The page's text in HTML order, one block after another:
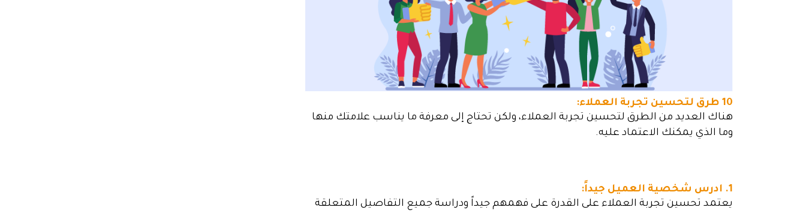
10 طرق لتحسين تجربة العملاء:
هناك العديد من الطرق لتحسين تجربة العملاء، ولكن تحتاج إلى معرفة ما يناسب علامتك منها
وما الذي يمكنك الاعتماد عليه.
1. ادرس شخصية العميل جيداً:
يعتمد تحسين تجربة العملاء على القدرة على فهمهم جيداً ودراسة جميع التفاصيل المتعلقة